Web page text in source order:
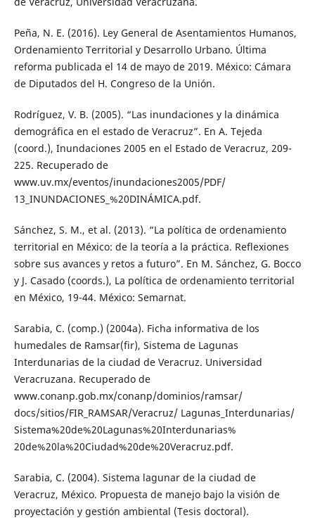
Peña, N. E. (2016). Ley General de Asentamientos Humanos,
Ordenamiento Territorial y Desarrollo Urbano. Última
reforma publicada el 14 de mayo de 2019. México: Cámara
de Diputados del H. Congreso de la Unión.
Rodríguez, V. B. (2005). “Las inundaciones y la dinámica
demográfica en el estado de Veracruz”. En A. Tejeda
(coord.), Inundaciones 2005 en el Estado de Veracruz, 209-
225. Recuperado de
www.uv.mx/eventos/inundaciones2005/PDF/
13_INUNDACIONES_%20DINÁMICA.pdf.
Sánchez, S. M., et al. (2013). “La política de ordenamiento
territorial en México: de la teoría a la práctica. Reflexiones
sobre sus avances y retos a futuro”. En M. Sánchez, G. Bocco
y J. Casado (coords.), La política de ordenamiento territorial
en México, 19-44. México: Semarnat.
Sarabia, C. (comp.) (2004a). Ficha informativa de los
humedales de Ramsar(fir), Sistema de Lagunas
Interdunarias de la ciudad de Veracruz. Universidad
Veracruzana. Recuperado de
www.conanp.gob.mx/conanp/dominios/ramsar/
docs/sitios/FIR_RAMSAR/Veracruz/ Lagunas_Interdunarias/
Sistema%20de%20Lagunas%20Interdunarias%
20de%20la%20Ciudad%20de%20Veracruz.pdf.
Sarabia, C. (2004). Sistema lagunar de la ciudad de
Veracruz, México. Propuesta de manejo bajo la visión de
proyectación y gestión ambiental (Tesis doctoral).